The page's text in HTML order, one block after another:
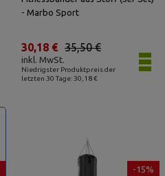
- Marbo Sport
Niedrigster Produktpreis der
letzten 30 Tage: 30,18 €
35,50 €
30,18 €
inkl. MwSt.
-15%